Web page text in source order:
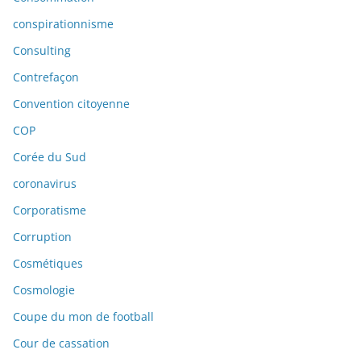
conspirationnisme
Consulting
Contrefaçon
Convention citoyenne
COP
Corée du Sud
coronavirus
Corporatisme
Corruption
Cosmétiques
Cosmologie
Coupe du mon de football
Cour de cassation